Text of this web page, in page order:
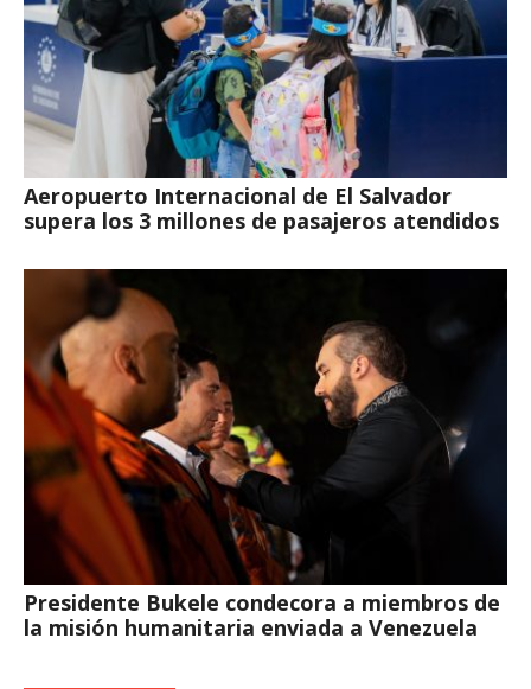
Aeropuerto Internacional de El Salvador
supera los 3 millones de pasajeros atendidos
Presidente Bukele condecora a miembros de
la misión humanitaria enviada a Venezuela